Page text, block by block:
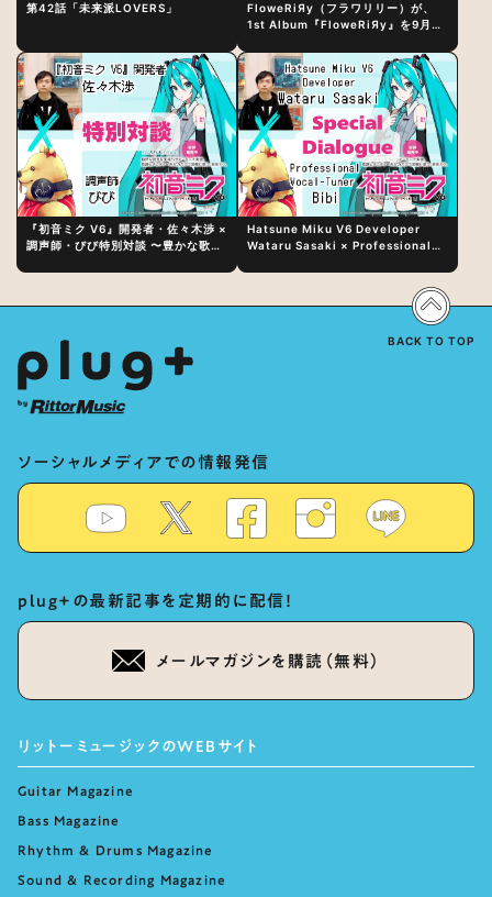
第42話「未来派LOVERS」
FloweRiЯy（フラワリリー）が、
1st Album『FloweRiЯy』を9月23
『初音ミク V6』開発者・佐々木渉 ×
調声師・びび特別対談 〜豊かな歌声
Hatsune Miku V6 Developer
Wataru Sasaki × Professional
Vocal Expression Lies in “Love
for the singing characters” and
ソーシャルメディアでの情報発信
plug+の最新記事を定期的に配信！
メールマガジンを購読（無料）
リットーミュージックのWEBサイト
Guitar Magazine
Bass Magazine
Rhythm & Drums Magazine
Sound & Recording Magazine
BACK TO TOP